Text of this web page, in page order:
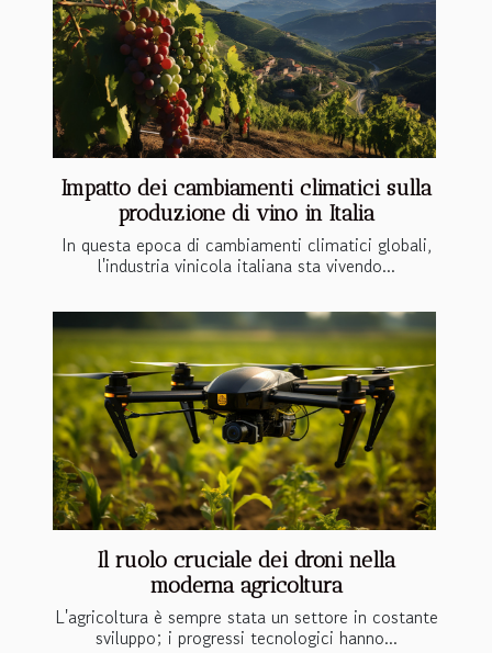
Impatto dei cambiamenti climatici sulla
produzione di vino in Italia
In questa epoca di cambiamenti climatici globali,
l'industria vinicola italiana sta vivendo...
Il ruolo cruciale dei droni nella
moderna agricoltura
L'agricoltura è sempre stata un settore in costante
sviluppo; i progressi tecnologici hanno...